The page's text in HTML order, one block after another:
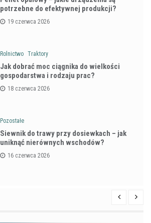
potrzebne do efektywnej produkcji?
19 czerwca 2026
Rolnictwo Traktory
Jak dobrać moc ciągnika do wielkości
gospodarstwa i rodzaju prac?
18 czerwca 2026
Pozostałe
Siewnik do trawy przy dosiewkach – jak
uniknąć nierównych wschodów?
16 czerwca 2026